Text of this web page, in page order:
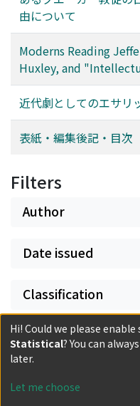
由について
Moderns Reading
Huxley, and
近代劇としてのエサリ
表紙・編集後記・目次
Filters
Author
Date issued
Classification
Document Type
Hi! Could we please
Statistical? You can
later.
Let me choose